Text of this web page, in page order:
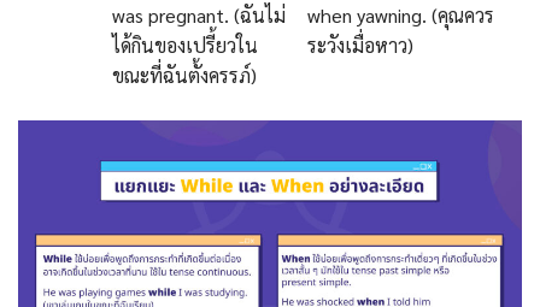
was pregnant. (ฉันไม่
ได้กินของเปรี้ยวใน
ขณะที่ฉันตั้งครรภ์)
when yawning. (คุณควร
ระวังเมื่อหาว)